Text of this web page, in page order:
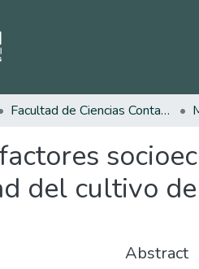
Facultad de Ciencias Contables Económicas y Administrativas
del cultivo
Abstract